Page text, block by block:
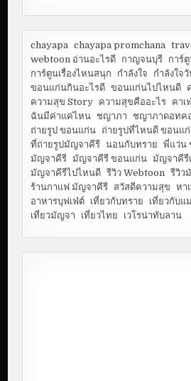
chayapa chayapa promchana
webtoon อ่านอะไรดี กาญจนบุรี การ์
การ์ตูนเรื่องไหนสนุก
กำลังใจ กำลังใจ
ขอนแก่นกินอะไรดี ขอนแก่นไปไหนดี
ความสุข Story ความสุขคืออะไร คาเ
ฉันมีค่าแค่ไหน ชญาภา ชญาภาดอทค
ถ่ายรูป ขอนแก่น ถ่ายรูปที่ไหนดี ขอนแ
ที่ถ่ายรูปมัญจาคีรี นอนกับทราย พี่แว่น
มัญจาคีรี มัญจาคีรี ขอนแก่น มัญจาคีรี
มัญจาคีรีไปไหนดี รีวิว Webtoon
รีวิว
ร้านกาแฟ มัญจาคีรี สวัสดีความสุข
หา
อาหารบุฟเฟ่ต์ เที่ยวกับทราย เที่ยวกับแม่
เที่ยวมัญจา
เที่ยวไทย เวโรน่าทับลาน